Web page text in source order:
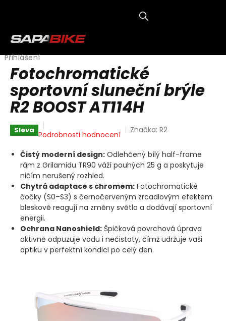
Přihlášení
Fotochromatické
sportovní sluneční brýle
R2 BOOST AT114H
Sleva Průměrné
produktu
je
0,0
5
hvězdiček.
Podrobnosti hodnocení Značka:R2
Čistý moderní design: Odlehčený bílý half-frame
rám z Grilamidu TR90 váží pouhých 25 g a poskytuje
ničím nerušený rozhled.
Chytrá adaptace s chromem: Fotochromatické
čočky (S0–S3) s černočerveným zrcadlovým efektem
bleskově reagují na změny světla a dodávají sportovní
energii.
Ochrana Nanoshield: Špičková povrchová úprava
aktivně odpuzuje vodu i nečistoty, čímž udržuje vaši
optiku v perfektní kondici po celý den.